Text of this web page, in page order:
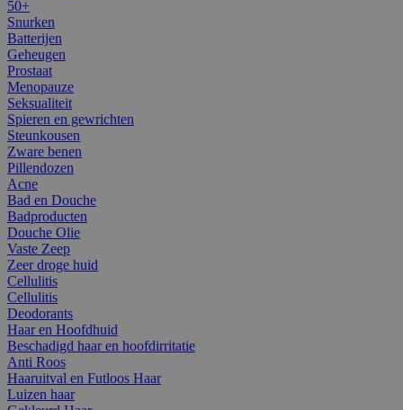
50+
Snurken
Batterijen
Geheugen
Prostaat
Menopauze
Seksualiteit
Spieren en gewrichten
Steunkousen
Zware benen
Pillendozen
Acne
Bad en Douche
Badproducten
Douche Olie
Vaste Zeep
Zeer droge huid
Cellulitis
Cellulitis
Deodorants
Haar en Hoofdhuid
Beschadigd haar en hoofdirritatie
Anti Roos
Haaruitval en Futloos Haar
Luizen haar